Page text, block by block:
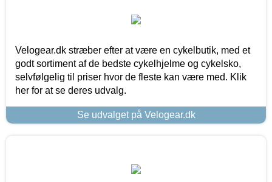
Velogear.dk stræber efter at være en cykelbutik, med et
godt sortiment af de bedste cykelhjelme og cykelsko,
selvfølgelig til priser hvor de fleste kan være med. Klik
her for at se deres udvalg.
Se udvalget på Velogear.dk